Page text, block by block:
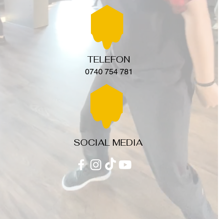
TELEFON
0740 754 781
SOCIAL MEDIA